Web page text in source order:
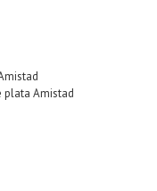
plata Amistad